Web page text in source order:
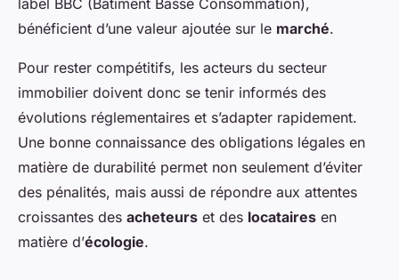
bénéficient d’une valeur ajoutée sur le marché.
Pour rester compétitifs, les acteurs du secteur
immobilier doivent donc se tenir informés des
évolutions réglementaires et s’adapter rapidement.
Une bonne connaissance des obligations légales en
matière de durabilité permet non seulement d’éviter
des pénalités, mais aussi de répondre aux attentes
croissantes des acheteurs et des locataires en
matière d’écologie.